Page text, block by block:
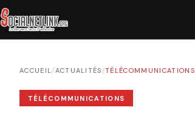
ACCUEIL/ACTUALITÉS /TÉLÉCOMMUNICATIONS
TÉLÉCOMMUNICATIONS